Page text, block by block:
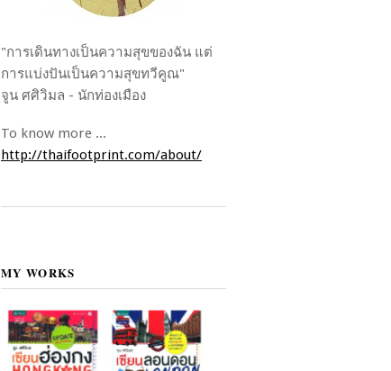
"การเดินทางเป็นความสุขของฉัน แต่
การแบ่งปันเป็นความสุขทวีคูณ"
จูน ศศิวิมล - นักท่องเมือง
To know more ...
http://thaifootprint.com/about/
MY WORKS